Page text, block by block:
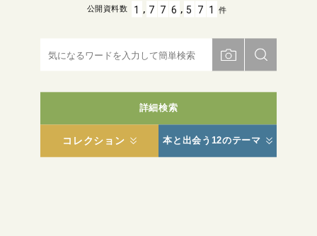
詳細検索
コレクション 本と出会う12のテーマ
公開資料数 1 , 7 7 6 , 5 7 1 件